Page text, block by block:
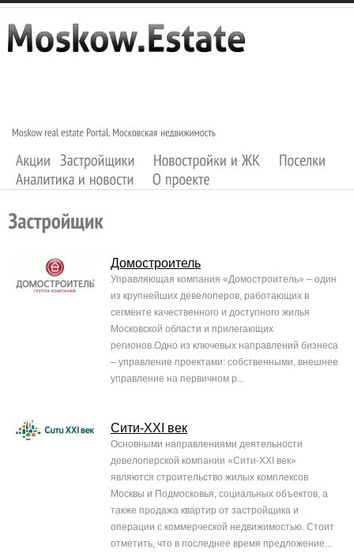
Домостроитель
Управляющая компания «Домостроитель» – один
из крупнейших девелоперов, работающих в
сегменте качественного и доступного жилья
Московской области и прилегающих
регионов.Одно из ключевых направлений бизнеса
– управление проектами: собственными, внешнее
управление на первичном р...
Сити-XXI век
Основными направлениями деятельности
девелоперской компании «Сити-XXI век»
являются строительство жилых комплексов
Москвы и Подмосковья, социальных объектов, а
также продажа квартир от застройщика и
операции с коммерческой недвижимостью. Стоит
отметить, что в последнее время предложение...